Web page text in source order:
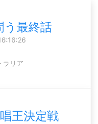
う最終話
ラリア
王決定戦